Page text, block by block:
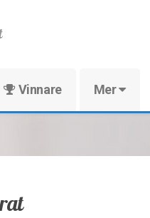
Vinnare Mer